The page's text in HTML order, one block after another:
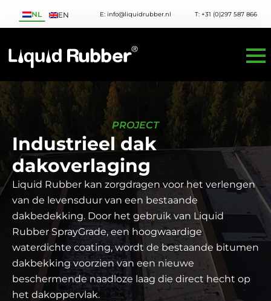
NL EN E: info@liquidrubber.nl T: +31 (0)297 587 866
PROJECT
Industrieel dak
dakoverlaging
Liquid Rubber kan zorgdragen voor het verlengen
van de levensduur van een bestaande
dakbedekking. Door het gebruik van Liquid
Rubber SprayGrade, een hoogwaardige
waterdichte coating, wordt de bestaande bitumen
dakbekking voorzien van een nieuwe
beschermende naadloze laag die direct hecht op
het dakoppervlak.